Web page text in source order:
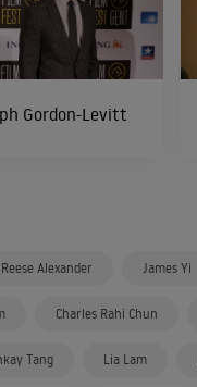
Gordon-Levitt
Reese Alexander James Yi
Charles Rahi Chun
Tang Lia Lam